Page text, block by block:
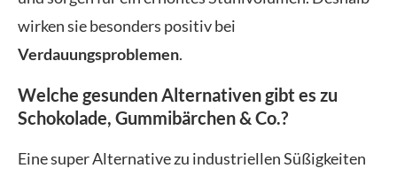
wirken sie besonders positiv bei
Verdauungsproblemen.
Welche gesunden Alternativen gibt es zu
Schokolade, Gummibärchen & Co.?
Eine super Alternative zu industriellen Süßigkeiten